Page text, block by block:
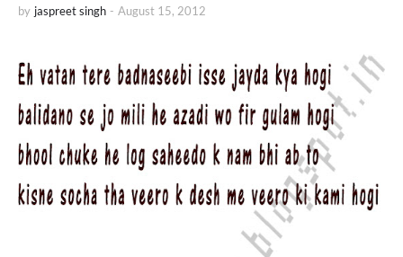
by jaspreet singh - August 15, 2012